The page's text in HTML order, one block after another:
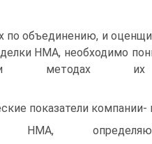
по объединению, и
НМА, необходимо
и
показатели компании-
НМА,